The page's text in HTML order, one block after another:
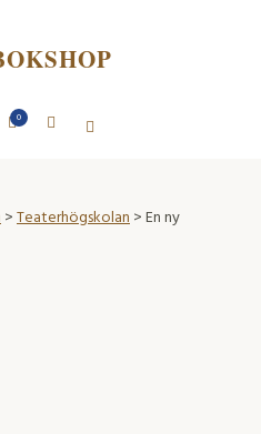
0
>Teaterhögskolan> En ny